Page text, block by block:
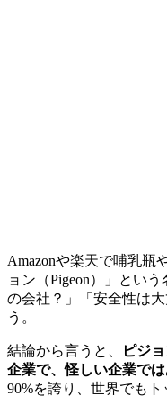
Amazonや楽天で哺乳瓶
ョン（Pigeon）」とい
の会社？」「安全性は
う。
結論から言うと、
ピジ
企業で、怪しい企業で
90%を誇り、世界でも